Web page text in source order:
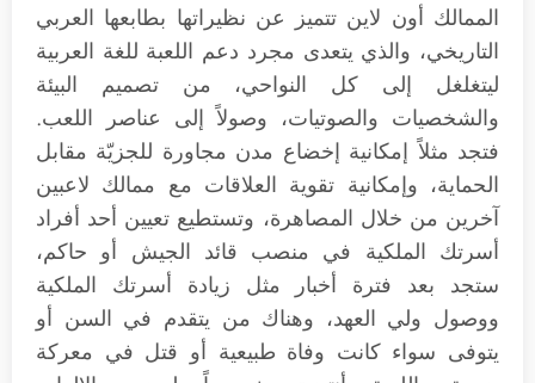
الممالك أون لاين تتميز عن نظيراتها بطابعها العربي
التاريخي، والذي يتعدى مجرد دعم اللعبة للغة العربية
ليتغلغل إلى كل النواحي، من تصميم البيئة
والشخصيات والصوتيات، وصولاً إلى عناصر اللعب.
فتجد مثلاً إمكانية إخضاع مدن مجاورة للجزيّة مقابل
الحماية، وإمكانية تقوية العلاقات مع ممالك لاعبين
آخرين من خلال المصاهرة، وتستطيع تعيين أحد أفراد
أسرتك الملكية في منصب قائد الجيش أو حاكم،
ستجد بعد فترة أخبار مثل زيادة أسرتك الملكية
ووصول ولي العهد، وهناك من يتقدم في السن أو
يتوفى سواء كانت وفاة طبيعية أو قتل في معركة